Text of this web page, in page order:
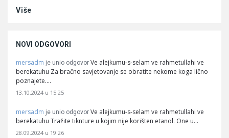
Više
NOVI ODGOVORI
mersadm je unio odgovor Ve alejkumu-s-selam ve rahmetullahi ve
berekatuhu Za bračno savjetovanje se obratite nekome koga lično
poznajete.…
13.10.2024 u 15:25
mersadm je unio odgovor Ve alejkumu-s-selam ve rahmetullahi ve
berekatuhu Tražite tiknture u kojim nije korišten etanol. One u…
28.09.2024 u 19:26